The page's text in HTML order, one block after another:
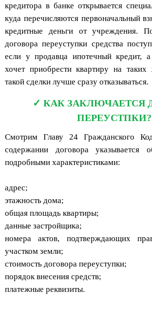
кредитора в банке открывается
куда перечисляются первоначальный
кредитные деньги от учреждения.
договора переуступки средства
если у продавца ипотечный кредит,
хочет приобрести квартиру на
такой сделки лучше сразу отказываться.
КАК ЗАКЛЮЧАЕТСЯ
ПЕРЕУСТПКИ?
Смотрим Главу 24 Гражданского
содержании договора указывается
подробными характеристиками:
адрес;
этажность дома;
общая площадь квартиры;
данные застройщика;
номера актов, подтверждающих
участком земли;
стоимость договора переуступки;
порядок внесения средств;
платежные реквизиты.